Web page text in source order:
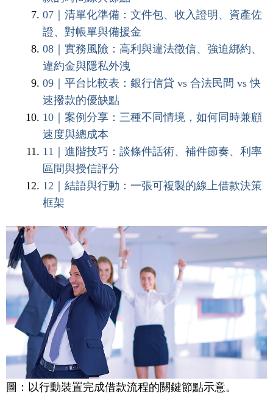
07｜清單化準備：文件包、收入證明、資產佐
證、對帳單與備援金
08｜實務風險：高利與違法徵信、強迫綁約、
違約金與隱私外洩
09｜平台比較表：銀行信貸 vs 合法民間 vs 快
速撥款的優缺點
10｜案例分享：三種不同情境，如何同時兼顧
速度與總成本
11｜進階技巧：談條件話術、補件節奏、利率
區間與授信評分
12｜結語與行動：一張可複製的線上借款決策
框架
圖：以行動裝置完成借款流程的關鍵節點示意。